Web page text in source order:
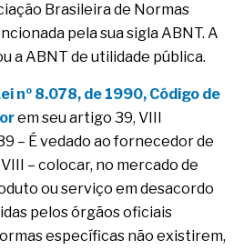
Brasileira de Normas
pela sua sigla ABNT. A
a ABNT de utilidade pública.
nº 8.078, de 1990, Código de
em seu artigo 39, VIII
– É vedado ao fornecedor de
– colocar, no mercado de
ou serviço em desacordo
pelos órgãos oficiais
específicas não existirem,